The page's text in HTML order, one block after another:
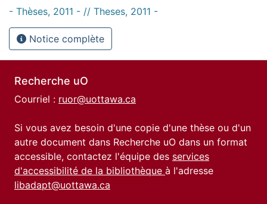
- Thèses, 2011 - // Theses, 2011 -
Notice complète
Recherche uO
Courriel : ruor@uottawa.ca
Si vous avez besoin d'une copie d'une thèse ou d'un
autre document dans Recherche uO dans un format
accessible, contactez l'équipe des services
d'accessibilité de la bibliothèque à l'adresse
libadapt@uottawa.ca